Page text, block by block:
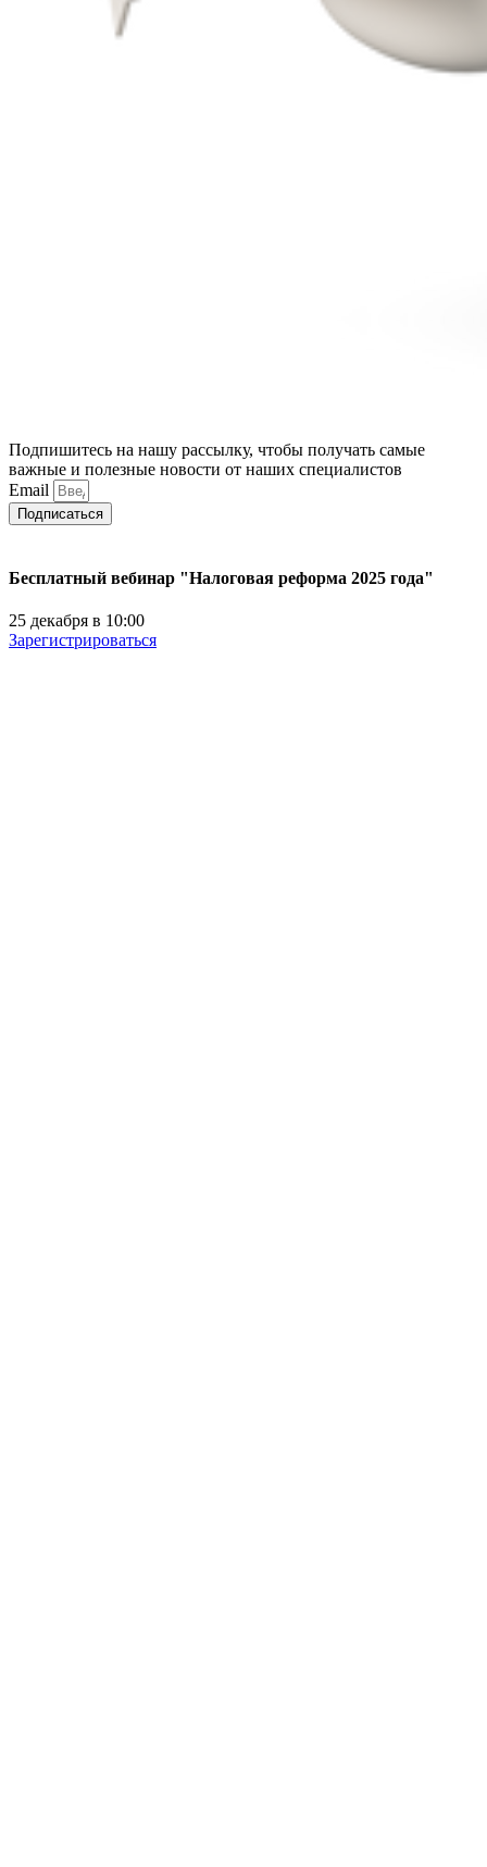
Подпишитесь на нашу рассылку, чтобы получать самые
важные и полезные новости от наших специалистов
Email
Подписаться
Бесплатный вебинар "Налоговая реформа 2025 года"
25 декабря в 10:00
Зарегистрироваться